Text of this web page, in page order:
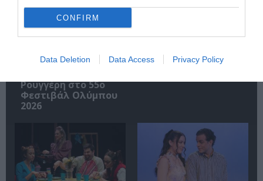
CONFIRM
Data Deletion Data Access Privacy Policy
παιχνίδι της χαράς,
Ρουγγέρη στο 55ο
Φεστιβάλ Ολύμπου
2026
ΚΠΙΣΝ: Park your
Cinema – Αύγουστος